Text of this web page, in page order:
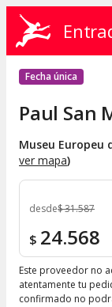
Fecha única
Paul San
Museu Europeu
ver mapa)
desde$31.587
$ 24.568
Este proveedor no
atentamente tu
confirmado no